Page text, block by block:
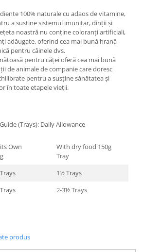
100% naturale cu adaos de vitamine,
a susține sistemul imunitar, dinții și
noastră nu conține coloranți artificiali,
adăugate, oferind cea mai bună hrană
pentru câinele dvs.
pentru căței oferă cea mai bună
de animale de companie care doresc
pentru a susține sănătatea și
în toate etapele vieții.
(Trays): Daily Allowance
Own
With dry food 150g
Tray
1½ Trays
2-3½ Trays
produs